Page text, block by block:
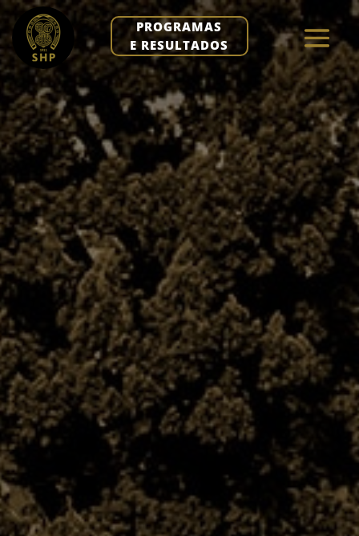
PROGRAMAS
E RESULTADOS